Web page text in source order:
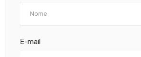
E-mail